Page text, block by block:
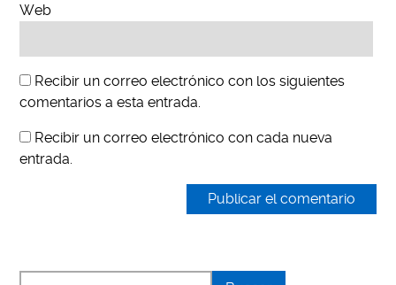
Web
Recibir un correo electrónico con los siguientes
comentarios a esta entrada.
Recibir un correo electrónico con cada nueva
entrada.